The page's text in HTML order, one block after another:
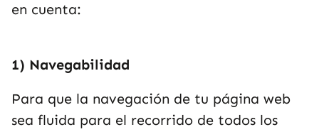
en cuenta:
1) Navegabilidad
Para que la navegación de tu página web
sea fluida para el recorrido de todos los